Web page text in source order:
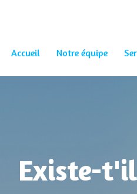
Accueil Notre équipe
Existe-t'il